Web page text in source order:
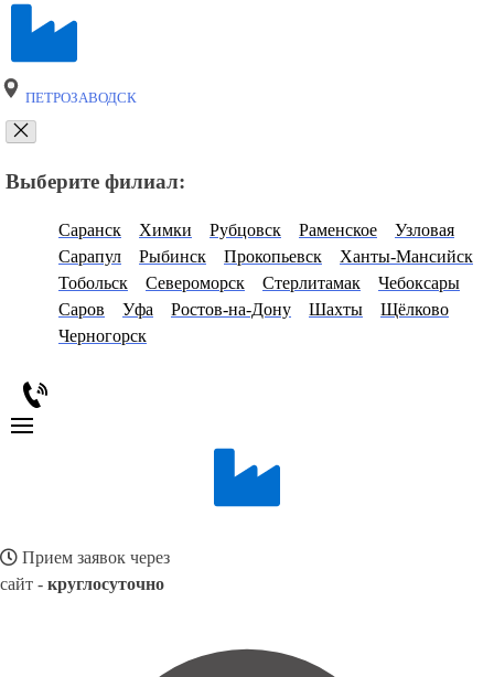
ПЕТРОЗАВОДСК
Выберите филиал:
Саранск Химки Рубцовск Раменское
Узловая
Сарапул
Рыбинск Прокопьевск
Ханты-Мансийск
Тобольск
Североморск Стерлитамак
Чебоксары
Саров
Уфа Ростов-на-Дону Шахты
Щёлково
Черногорск
Прием заявок через
сайт - круглосуточно